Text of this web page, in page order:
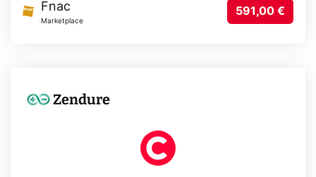
Fnac
Marketplace
591,00 €
Zendure